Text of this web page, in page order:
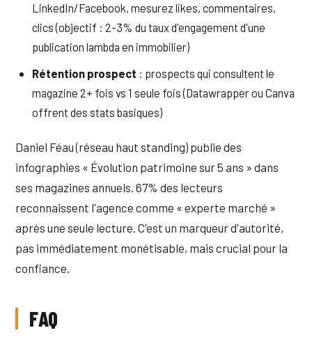
LinkedIn/Facebook, mesurez likes, commentaires,
clics (objectif : 2-3% du taux d'engagement d'une
publication lambda en immobilier)
Rétention prospect : prospects qui consultent le
magazine 2+ fois vs 1 seule fois (Datawrapper ou Canva
offrent des stats basiques)
Daniel Féau (réseau haut standing) publie des
infographies « Évolution patrimoine sur 5 ans » dans
ses magazines annuels. 67% des lecteurs
reconnaissent l'agence comme « experte marché »
après une seule lecture. C'est un marqueur d'autorité,
pas immédiatement monétisable, mais crucial pour la
confiance.
FAQ